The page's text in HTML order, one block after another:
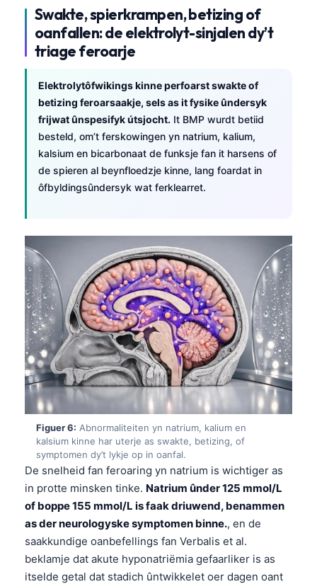
Swakte, spierkrampen, betizing of
oanfallen: de elektrolyt-sinjalen dy’t
triage feroarje
Elektrolytôfwikings kinne perfoarst swakte of
betizing feroarsaakje, sels as it fysike ûndersyk
frijwat ûnspesifyk útsjocht. It BMP wurdt betiid
besteld, om’t ferskowingen yn natrium, kalium,
kalsium en bicarbonaat de funksje fan it harsens of
de spieren al beynfloedzje kinne, lang foardat in
ôfbyldingsûndersyk wat ferklearret.
Figuer 6: Abnormaliteiten yn natrium, kalium en
kalsium kinne har uterje as swakte, betizing, of
symptomen dy’t lykje op in oanfal.
De snelheid fan feroaring yn natrium is wichtiger as
in protte minsken tinke. Natrium ûnder 125 mmol/L
of boppe 155 mmol/L is faak driuwend, benammen
as der neurologyske symptomen binne., en de
saakkundige oanbefellings fan Verbalis et al.
beklamje dat akute hyponatriëmia gefaarliker is as
itselde getal dat stadich ûntwikkelet oer dagen oant
ગુજરાતી
ಕನ್ನಡ
മലയാളം
Tiếng Việt
Tagalog
ไทย
ភាសាខ្មែរ
Kiswahili
አማርኛ
Українська
O‘zbekcha
Hrvatski
Slovenčina
پښتو
سنڌي
অসমীয়া
Galego
Latviešu valoda